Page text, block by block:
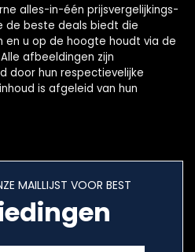
alles-in-één prijsvergelijkings-
de beste deals biedt die
en u op de hoogte houdt via de
afbeeldingen zijn
door hun respectievelijke
is afgeleid van hun
MAILLIJST VOOR BEST